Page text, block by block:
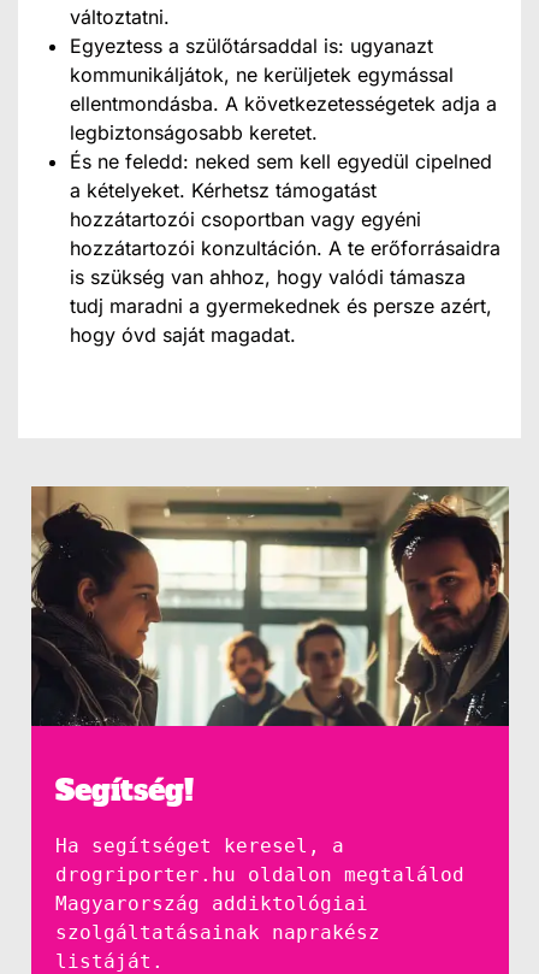
változtatni.
Egyeztess a szülőtársaddal is: ugyanazt
kommunikáljátok, ne kerüljetek egymással
ellentmondásba. A következetességetek adja a
legbiztonságosabb keretet.
És ne feledd: neked sem kell egyedül cipelned
a kételyeket. Kérhetsz támogatást
hozzátartozói csoportban vagy egyéni
hozzátartozói konzultáción. A te erőforrásaidra
is szükség van ahhoz, hogy valódi támasza
tudj maradni a gyermekednek és persze azért,
hogy óvd saját magadat.
Segítség!
Ha segítséget keresel, a
drogriporter.hu oldalon megtalálod
Magyarország addiktológiai
szolgáltatásainak naprakész
listáját.